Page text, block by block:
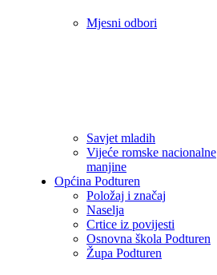
Mjesni odbori
Savjet mladih
Vijeće romske nacionalne
manjine
Općina Podturen
Položaj i značaj
Naselja
Crtice iz povijesti
Osnovna škola Podturen
Župa Podturen